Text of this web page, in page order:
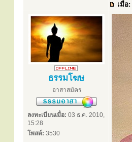
เมื่อ:
ธรรมโฆษ
อาสาสมัคร
ลงทะเบียนเมื่อ: 03 ธ.ค. 2010,
15:28
โพสต์: 3530